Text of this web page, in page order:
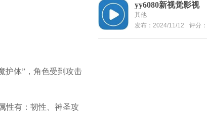
护体”，角色受到攻击
性有：韧性、神圣攻
yy6080新视觉影视
其他
发布：2024/11/12
评分：